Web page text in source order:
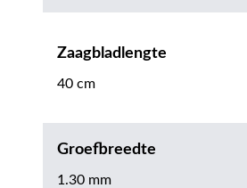
Zaagbladlengte
40 cm
Groefbreedte
1.30 mm